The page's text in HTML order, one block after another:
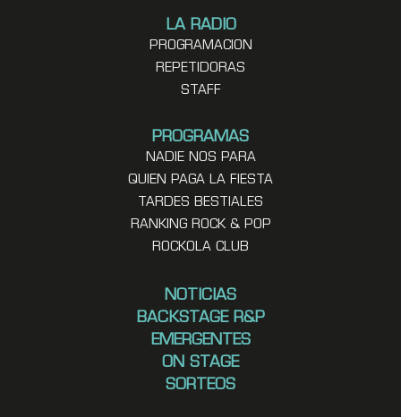
LA RADIO
PROGRAMACION
REPETIDORAS
STAFF
PROGRAMAS
NADIE NOS PARA
QUIEN PAGA LA FIESTA
TARDES BESTIALES
RANKING ROCK & POP
ROCKOLA CLUB
NOTICIAS
BACKSTAGE R&P
EMERGENTES
ON STAGE
SORTEOS